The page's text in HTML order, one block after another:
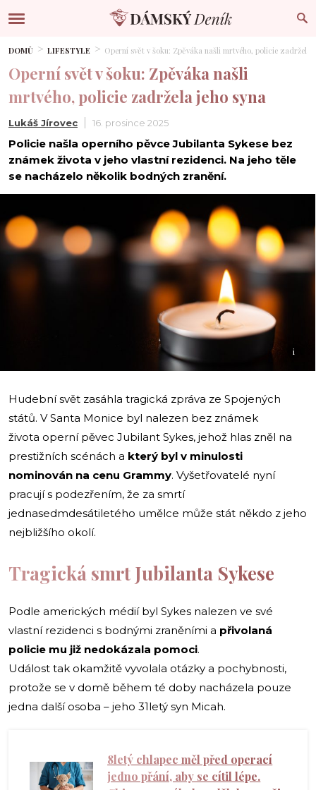
DOMŮ LIFESTYLE Operní svět v šoku: Zpěváka našli mrtvého, policie zadržela
Operní svět v šoku: Zpěváka našli
mrtvého, policie zadržela jeho syna
Lukáš Jírovec 16. prosince 2025
Policie našla operního pěvce Jubilanta Sykese bez
známek života v jeho vlastní rezidenci. Na jeho těle
se nacházelo několik bodných zranění.
i
Hudební svět zasáhla tragická zpráva ze Spojených
států. V Santa Monice byl nalezen bez známek
života operní pěvec Jubilant Sykes, jehož hlas zněl na
prestižních scénách a který byl v minulosti
nominován na cenu Grammy. Vyšetřovatelé nyní
pracují s podezřením, že za smrtí
jednasedmdesátiletého umělce může stát někdo z jeho
nejbližšího okolí.
Tragická smrt Jubilanta Sykese
Podle amerických médií byl Sykes nalezen ve své
vlastní rezidenci s bodnými zraněními a přivolaná
policie mu již nedokázala pomoci.
Událost tak okamžitě vyvolala otázky a pochybnosti,
protože se v domě během té doby nacházela pouze
jedna další osoba – jeho 31letý syn Micah.
8letý chlapec měl před operací
jedno přání, aby se cítil lépe.